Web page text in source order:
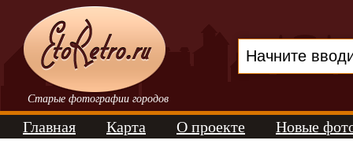
Старые фотографии городов
Главная Карта О проекте Новые